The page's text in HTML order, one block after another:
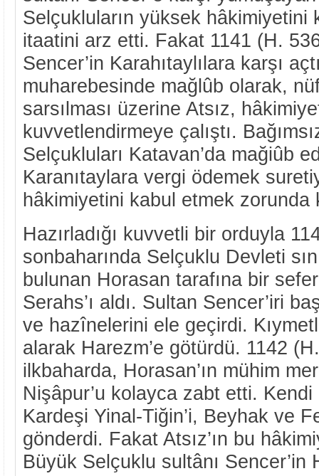
Selçukluların yüksek hâkimiyetini
itaatini arz etti. Fakat 1141 (H.
Sencer’in Karahıtaylılara karşı
muharebesinde mağlûb olarak,
sarsılması üzerine Atsız,
kuvvetlendirmeye çalıştı.
Selçukluları Katavan’da mağiûb
Karanıtaylara vergi ödemek
hâkimiyetini kabul etmek zorunda
Hazırladığı kuvvetli bir orduyla
sonbaharında Selçuklu Devleti
bulunan Horasan tarafına bir
Serahs’ı aldı. Sultan Sencer’iri
ve hazînelerini ele geçirdi.
alarak Harezm’e götürdü. 1142
ilkbaharda, Horasan’ın mühim
Nişâpur’u kolayca zabt etti.
Kardeşi Yinal-Tiğin’i, Beyhak ve
gönderdi. Fakat Atsız’ın bu
Büyük Selçuklu sultânı Sencer’in